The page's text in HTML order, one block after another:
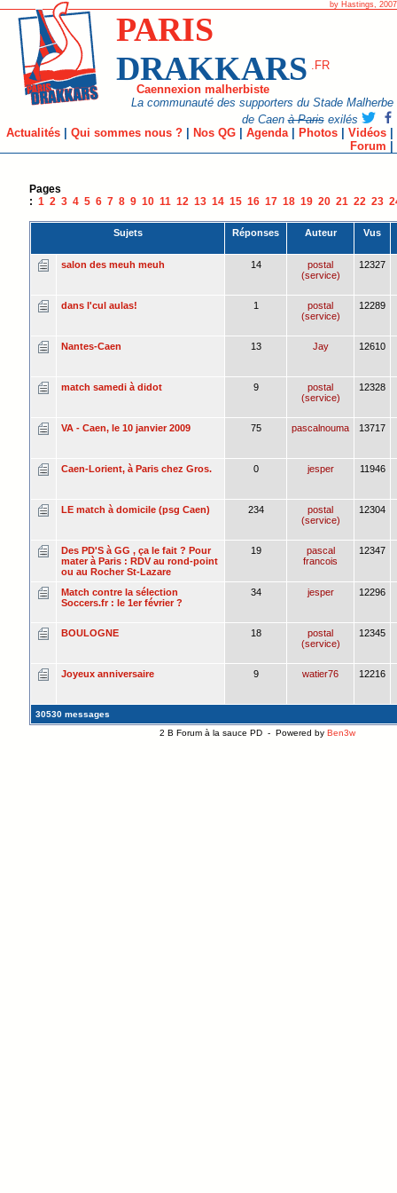
by Hastings, 2007
PARIS
DRAKKARS .FR
Caennexion malherbiste
La communauté des supporters du Stade Malherbe
de Caenà Parisexilés
Actualités| Qui sommes nous ?| Nos QG| Agenda| Photos| Vidéos|
Forum |
Pages
: 1 2 3 4 5 6 7 8 9 10 11 12 13 14 15 16 17 18 19 20 21 22 23
Sujets Réponses Auteur Vus
salon des meuh meuh 14
postal
(service)
12327
dans l'cul aulas! 1
postal
(service)
12289
Nantes-Caen 13 Jay 12610
match samedi à didot 9
postal
(service)
12328
VA - Caen, le 10 janvier 2009 75 pascalnouma 13717
Caen-Lorient, à Paris chez Gros. 0 jesper 11946
LE match à domicile (psg Caen) 234
postal
(service)
12304
Des PD'S à GG , ça le fait ? Pour
mater à Paris : RDV au rond-point
ou au Rocher St-Lazare
19
pascal
francois
12347
Match contre la sélection
Soccers.fr : le 1er février ?
34 jesper 12296
BOULOGNE 18
postal
(service)
12345
Joyeux anniversaire 9 watier76 12216
30530 messages
2 B Forum à la sauce PD - Powered by Ben3w